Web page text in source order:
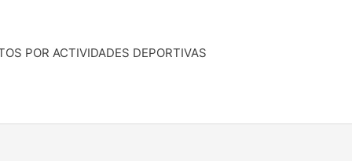
POR ACTIVIDADES DEPORTIVAS